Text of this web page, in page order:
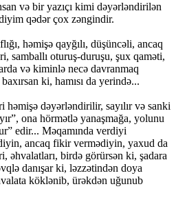
və bir yazıçı kimi dəyərləndirilən
qədər çox zəngindir.
həmişə qayğılı, düşüncəli, ancaq
samballı oturuş-duruşu, şux qaməti,
və kiminlə necə davranmaq
ki, hamısı da yerində...
dəyərləndirilir, sayılır və sanki
ona hörmətlə yanaşmağa, yolunu
edir... Məqamında verdiyi
ancaq fikir vermədiyin, yaxud da
əhvalatları, birdə görürsən ki, şadara
danışar ki, ləzzətindən doya
köklənib, ürəkdən uğunub